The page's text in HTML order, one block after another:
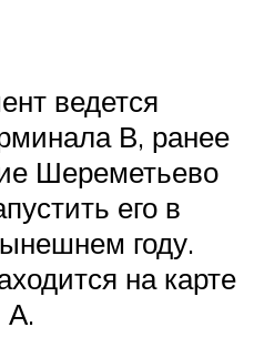
ведется
В, ранее
Шереметьево
его в
году.
на карте
А.